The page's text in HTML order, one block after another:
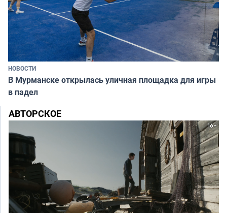
НОВОСТИ
В Мурманске открылась уличная площадка для игры
в падел
АВТОРСКОЕ